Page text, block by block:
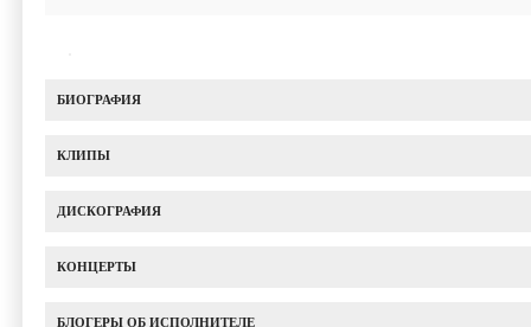
БИОГРАФИЯ
КЛИПЫ
ДИСКОГРАФИЯ
КОНЦЕРТЫ
БЛОГЕРЫ ОБ ИСПОЛНИТЕЛЕ